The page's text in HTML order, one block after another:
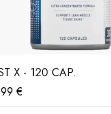
X - 120 CAP.
€